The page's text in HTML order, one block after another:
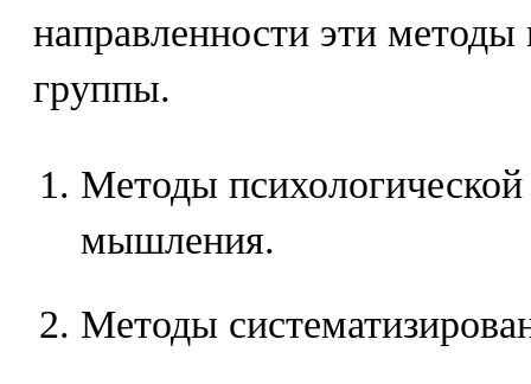
направленности эти
группы.
Методы психологической
мышления.
Методы